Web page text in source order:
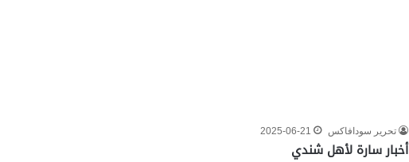
تحرير سودافاكس 2025-06-21
أخبار سارة لأهل شندي